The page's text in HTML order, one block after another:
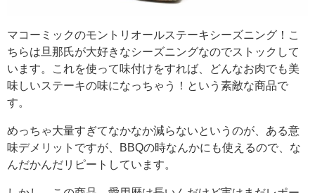
マコーミックのモントリオールステーキシーズニング！こ
ちらは旦那氏が大好きなシーズニングなのでストックして
います。これを使って味付けをすれば、どんなお肉でも美
味しいステーキの味になっちゃう！という素敵な商品で
す。
めっちゃ大量すぎてなかなか減らないというのが、ある意
味デメリットですが、BBQの時なんかにも使えるので、な
んだかんだリピートしています。